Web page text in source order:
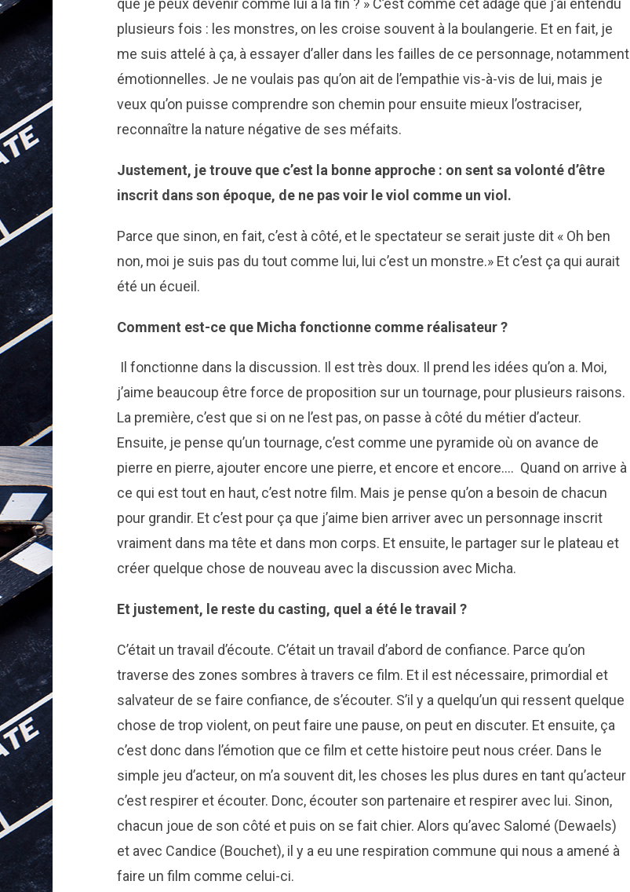
que je peux devenir comme lui à la fin ? » C’est comme cet adage que j’ai entendu
plusieurs fois : les monstres, on les croise souvent à la boulangerie. Et en fait, je
me suis attelé à ça, à essayer d’aller dans les failles de ce personnage, notamment
émotionnelles. Je ne voulais pas qu’on ait de l’empathie vis-à-vis de lui, mais je
veux qu’on puisse comprendre son chemin pour ensuite mieux l’ostraciser,
reconnaître la nature négative de ses méfaits.
Justement, je trouve que c’est la bonne approche : on sent sa volonté d’être
inscrit dans son époque, de ne pas voir le viol comme un viol.
Parce que sinon, en fait, c’est à côté, et le spectateur se serait juste dit « Oh ben
non, moi je suis pas du tout comme lui, lui c’est un monstre.» Et c’est ça qui aurait
été un écueil.
Comment est-ce que Micha fonctionne comme réalisateur ?
Il fonctionne dans la discussion. Il est très doux. Il prend les idées qu’on a. Moi,
j’aime beaucoup être force de proposition sur un tournage, pour plusieurs raisons.
La première, c’est que si on ne l’est pas, on passe à côté du métier d’acteur.
Ensuite, je pense qu’un tournage, c’est comme une pyramide où on avance de
pierre en pierre, ajouter encore une pierre, et encore et encore…. Quand on arrive à
ce qui est tout en haut, c’est notre film. Mais je pense qu’on a besoin de chacun
pour grandir. Et c’est pour ça que j’aime bien arriver avec un personnage inscrit
vraiment dans ma tête et dans mon corps. Et ensuite, le partager sur le plateau et
créer quelque chose de nouveau avec la discussion avec Micha.
Et justement, le reste du casting, quel a été le travail ?
C’était un travail d’écoute. C’était un travail d’abord de confiance. Parce qu’on
traverse des zones sombres à travers ce film. Et il est nécessaire, primordial et
salvateur de se faire confiance, de s’écouter. S’il y a quelqu’un qui ressent quelque
chose de trop violent, on peut faire une pause, on peut en discuter. Et ensuite, ça
c’est donc dans l’émotion que ce film et cette histoire peut nous créer. Dans le
simple jeu d’acteur, on m’a souvent dit, les choses les plus dures en tant qu’acteur
c’est respirer et écouter. Donc, écouter son partenaire et respirer avec lui. Sinon,
chacun joue de son côté et puis on se fait chier. Alors qu’avec Salomé (Dewaels)
et avec Candice (Bouchet), il y a eu une respiration commune qui nous a amené à
faire un film comme celui-ci.